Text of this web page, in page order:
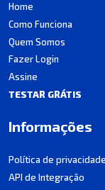
Home
Como Funciona
Quem Somos
Fazer Login
Assine
TESTAR GRÁTIS
Informações
Política de privacidade
API de Integração